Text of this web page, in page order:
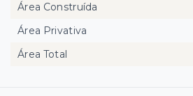
Área Construída
Área Privativa
Área Total